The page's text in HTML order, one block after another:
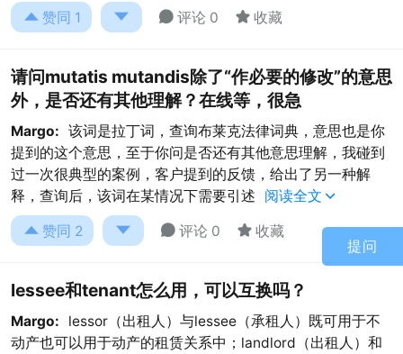
提问
 赞同 1   评论 0  收藏
请问mutatis mutandis除了“作必要的修改”的意思
外，是否还有其他理解？在线等，很急
Margo: 该词是拉丁词，查询布莱克法律词典，意思也是你
提到的这个意思，至于你问是否还有其他意思理解，我碰到
过一次很典型的案例，客户提到的反馈，给出了另一种解
释，查询后，该词在某情况下需要引述
阅读全文 
 赞同 2   评论 0  收藏
lessee和tenant怎么用，可以互换吗？
Margo:
lessor（出租人）与lessee（承租人）既可用于不
动产也可以用于动产的租赁关系中；landlord（出租人）和